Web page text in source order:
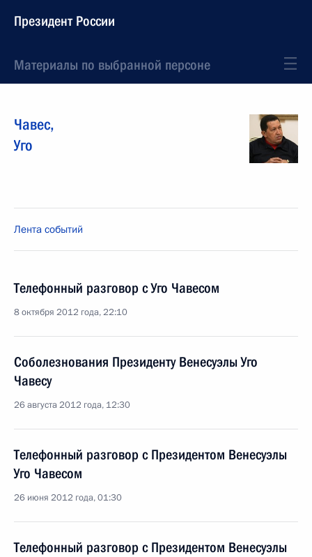
Президент России
Материалы по выбранной персоне
Чавес,
Уго
Лента событий
Телефонный разговор с Уго Чавесом
8 октября 2012 года, 22:10
Соболезнования Президенту Венесуэлы Уго
Чавесу
26 августа 2012 года, 12:30
Телефонный разговор с Президентом Венесуэлы
Уго Чавесом
26 июня 2012 года, 01:30
Телефонный разговор с Президентом Венесуэлы